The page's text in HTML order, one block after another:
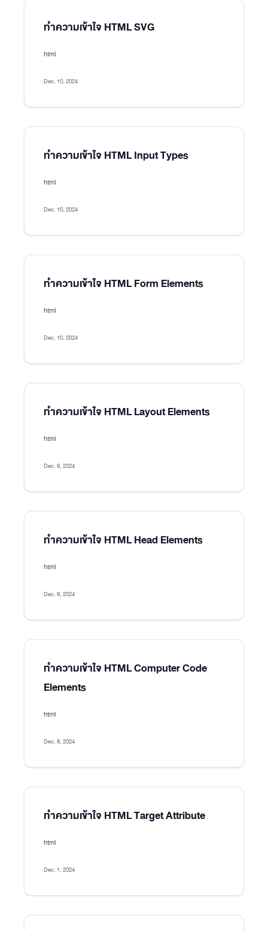
ทำความเข้าใจ HTML SVG
html
Dec. 10, 2024
ทำความเข้าใจ HTML Input Types
html
Dec. 10, 2024
ทำความเข้าใจ HTML Form Elements
html
Dec. 10, 2024
ทำความเข้าใจ HTML Layout Elements
html
Dec. 9, 2024
ทำความเข้าใจ HTML Head Elements
html
Dec. 9, 2024
ทำความเข้าใจ HTML Computer Code
Elements
html
Dec. 8, 2024
ทำความเข้าใจ HTML Target Attribute
html
Dec. 1, 2024